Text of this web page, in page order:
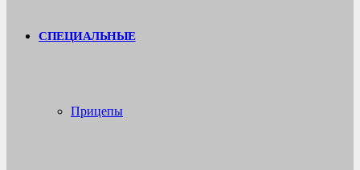
СПЕЦИАЛЬНЫЕ
Прицепы